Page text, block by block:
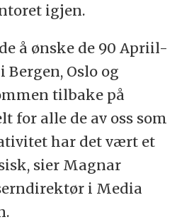
igjen.
å ønske de 90 Apriil-
Oslo og
tilbake på
for alle de av oss som
har det vært et
sier Magnar
i Media